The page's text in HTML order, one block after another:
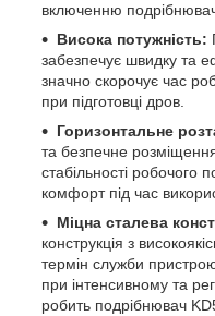
включенню
Висока потужність:
забезпечує швидку та
значно скорочує час
при підготовці дров.
Горизонтальне
та безпечне
стабільності робочого
комфорт під час
Міцна сталева
конструкція з
термін служби пристрою
при інтенсивному та
робить подрібнювач